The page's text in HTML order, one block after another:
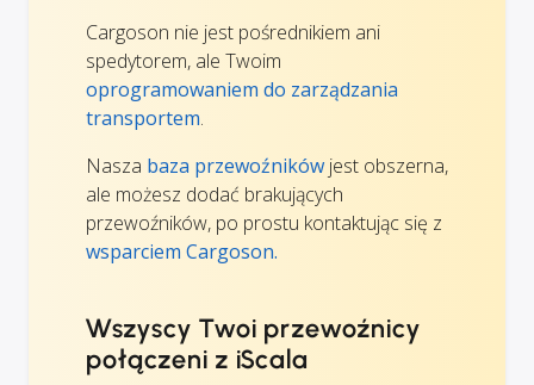
Cargoson nie jest pośrednikiem ani
spedytorem, ale Twoim
oprogramowaniem do zarządzania
transportem.
Nasza baza przewoźników jest obszerna,
ale możesz dodać brakujących
przewoźników, po prostu kontaktując się z
wsparciem Cargoson.
Wszyscy Twoi przewoźnicy
połączeni z iScala